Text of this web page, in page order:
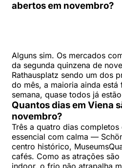
abertos em novembro?
Alguns sim. Os mercados
da segunda quinzena de
Rathausplatz sendo um dos
do mês, a maioria ainda está
semana, quase todos já
Quantos dias em Viena
novembro?
Três a quatro dias
essencial com calma —
centro histórico,
cafés. Como as atrações
indoor, o frio não atrapalha